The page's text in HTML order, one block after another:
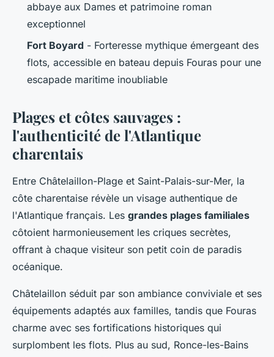
abbaye aux Dames et patrimoine roman
exceptionnel
Fort Boyard - Forteresse mythique émergeant des
flots, accessible en bateau depuis Fouras pour une
escapade maritime inoubliable
Plages et côtes sauvages :
l'authenticité de l'Atlantique
charentais
Entre Châtelaillon-Plage et Saint-Palais-sur-Mer, la
côte charentaise révèle un visage authentique de
l'Atlantique français. Les grandes plages familiales
côtoient harmonieusement les criques secrètes,
offrant à chaque visiteur son petit coin de paradis
océanique.
Châtelaillon séduit par son ambiance conviviale et ses
équipements adaptés aux familles, tandis que Fouras
charme avec ses fortifications historiques qui
surplombent les flots. Plus au sud, Ronce-les-Bains